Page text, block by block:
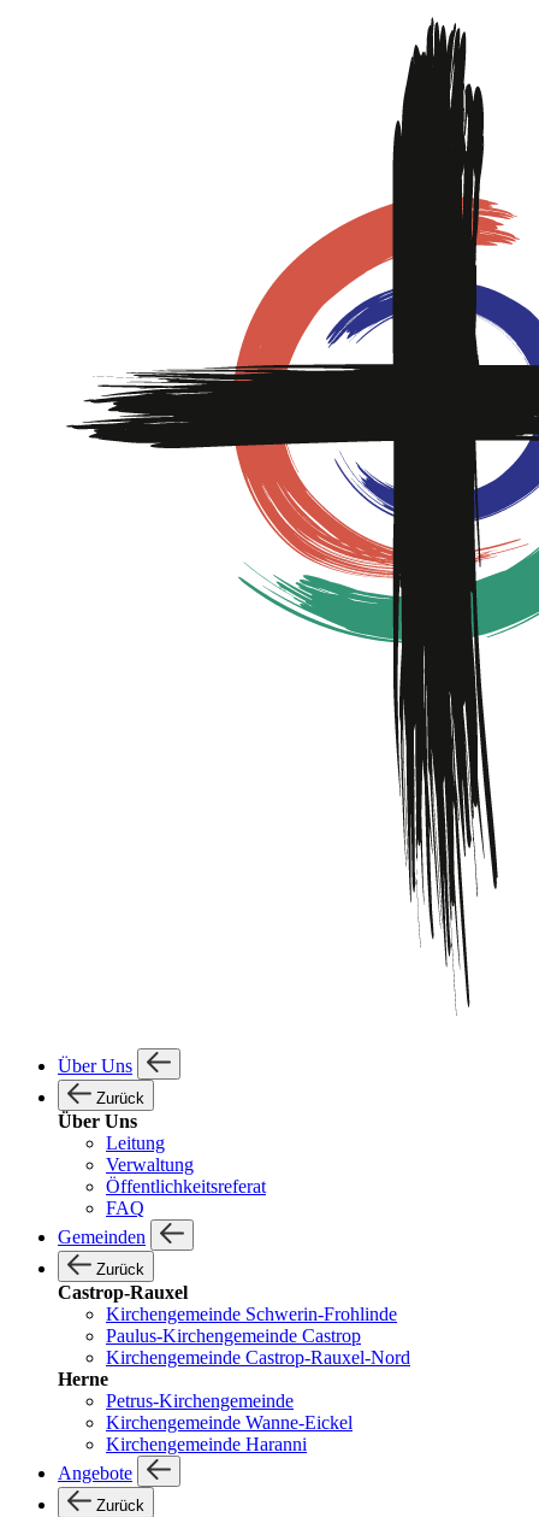
Über Uns
Zurück
Über Uns
Leitung
Verwaltung
Öffentlichkeitsreferat
FAQ
Gemeinden
Zurück
Castrop-Rauxel
Kirchengemeinde Schwerin-Frohlinde
Paulus-Kirchengemeinde Castrop
Kirchengemeinde Castrop-Rauxel-Nord
Herne
Petrus-Kirchengemeinde
Kirchengemeinde Wanne-Eickel
Kirchengemeinde Haranni
Angebote
Zurück